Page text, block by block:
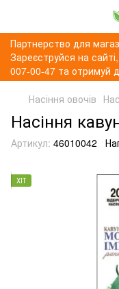
Партнерство для
Зареєструйся на
007-00-47 та отримуй
Насіння овочів
Насіння
Артикул: 46010042
ХІТ